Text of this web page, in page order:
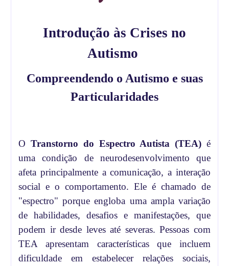
Introdução às Crises no
Autismo
Compreendendo o Autismo e suas
Particularidades
O Transtorno do Espectro Autista (TEA) é
uma condição de neurodesenvolvimento que
afeta principalmente a comunicação, a interação
social e o comportamento. Ele é chamado de
"espectro" porque engloba uma ampla variação
de habilidades, desafios e manifestações, que
podem ir desde leves até severas. Pessoas com
TEA apresentam características que incluem
dificuldade em estabelecer relações sociais,